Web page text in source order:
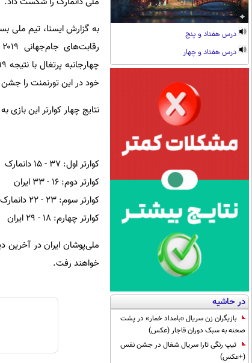
درس هفتاد و پنج
درس هفتاد و چهار
در حاشیه
بازیگران زن سریال «بامداد خمار» در پشت
صحنه به سبک دوران قاجار (عکس)
تیپ رنگی تارا سریال شغال در جشن نفس
(+عکس)
به گزارش ایسنا، تیم ملی
خود در این تورنمنت را جشن
نتایج چهار کوارتر این بازی
کوارتر اول: ۳۷ - ۱۵ دانمارک
کوارتر دوم: ۱۶ - ۳۳ ایران
کوارتر سوم: ۲۳ - ۲۲ دانمارک
کوارتر چهارم: ۱۸ - ۲۹ ایران
خواهند رفت.